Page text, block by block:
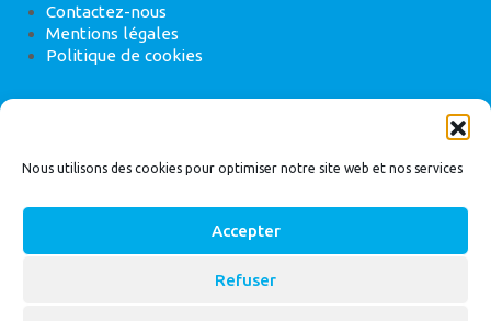
Nous utilisons des cookies pour optimiser notre site web et nos services
Accepter
Refuser
Contactez-nous
Mentions légales
Politique de cookies